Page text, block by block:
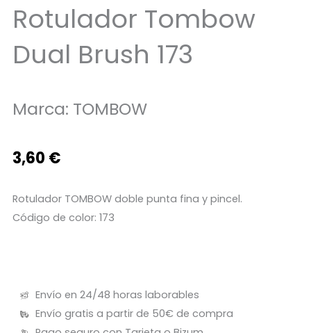
Rotulador Tombow
Dual Brush 173
Marca: TOMBOW
3,60 €
Rotulador TOMBOW doble punta fina y pincel.
Código de color: 173
Envío en 24/48 horas laborables
Envío gratis a partir de 50€ de compra